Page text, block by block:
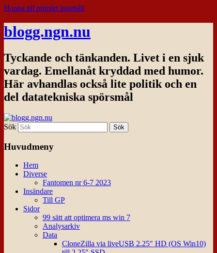
Hoppa till primärt innehåll
blogg.ngn.nu
Tyckande och tänkanden. Livet i en sjuk
vardag. Emellanåt kryddad med humor.
Här avhandlas också lite politik och en
del datatekniska spörsmål
Sök
Huvudmeny
Hem
Diverse
Fantomen nr 6-7 2023
Insändare
Till GP
Sidor
99 sätt att optimera ms win 7
Analysarkiv
Data
CloneZilla via liveUSB 2.25″ HD (OS Win10)